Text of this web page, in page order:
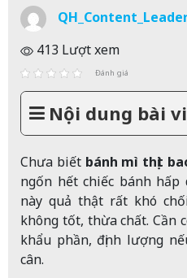
413 Lượt xem
Đánh giá
Nội dung bài
Chưa biết bánh mì thịt
ngốn hết chiếc bánh hấp
này quả thật rất khó
không tốt, thừa chất. Cần
khẩu phần, định lượng
cân.